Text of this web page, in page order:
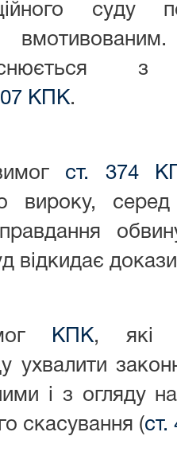
суду
з
КПК.
ст. 374
вироку,
відкидає
КПК, які
ухвалити
і з огляду
скасування (